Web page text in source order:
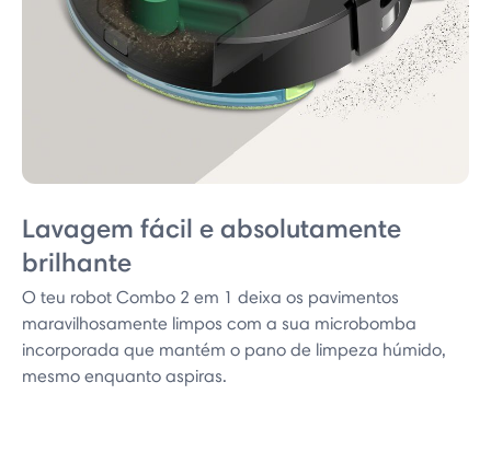
Lavagem fácil e absolutamente
brilhante
O teu robot Combo 2 em 1 deixa os pavimentos
maravilhosamente limpos com a sua microbomba
incorporada que mantém o pano de limpeza húmido,
mesmo enquanto aspiras.